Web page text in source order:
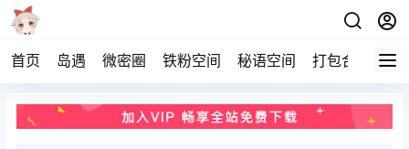
首页 岛遇 微密圈 铁粉空间 秘语空间 打包合集 关